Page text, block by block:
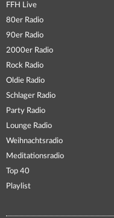
FFH Live
80er Radio
90er Radio
2000er Radio
Rock Radio
Oldie Radio
Schlager Radio
Party Radio
Lounge Radio
Weihnachtsradio
Meditationsradio
Top 40
Playlist